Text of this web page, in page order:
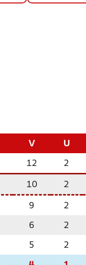
V U
12 2
10 2
9 2
6 2
5 2